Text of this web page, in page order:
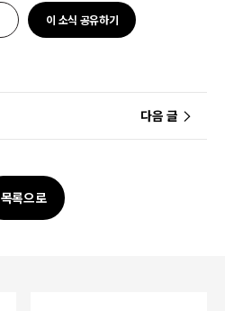
이 소식 공유하기
다음 글
목록으로